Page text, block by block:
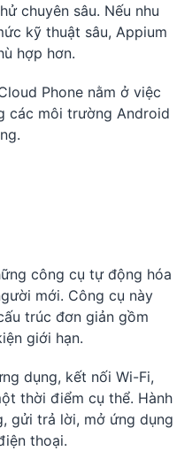
chuyên sâu. Nếu nhu
kỹ thuật sâu, Appium
hợp hơn.
Phone nằm ở việc
các môi trường Android
công cụ tự động hóa
mới. Công cụ này
trúc đơn giản gồm
giới hạn.
dụng, kết nối Wi-Fi,
thời điểm cụ thể. Hành
gửi trả lời, mở ứng dụng
thoại.